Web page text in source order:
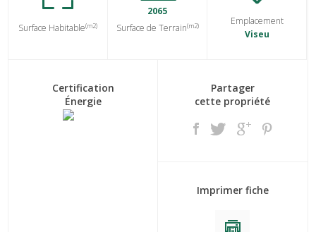
Surface Habitable(m2)
2065
Surface de Terrain(m2)
Emplacement
Viseu
Certification
Énergie
Partager
cette propriété
Imprimer fiche